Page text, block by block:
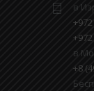
в
в
+8